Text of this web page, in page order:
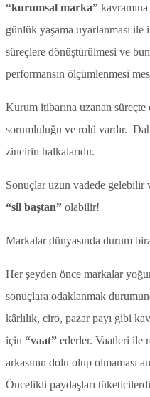
“kurumsal marka”
günlük yaşama uyarlanması
süreçlere dönüştürülmesi ve
performansın ölçümlenmesi
Kurum itibarına uzanan süreçte
sorumluluğu ve rolü vardır.
zincirin halkalarıdır.
Sonuçlar uzun vadede
“sil baştan” olabilir!
Markalar dünyasında durum
Her şeyden önce markalar
sonuçlara odaklanmak
kârlılık, ciro, pazar payı gibi
için “vaat” ederler. Vaatleri ile
arkasının dolu olup olmaması
Öncelikli paydaşları